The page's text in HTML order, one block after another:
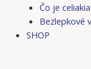
Čo je celiakia
Bezlepkové
SHOP